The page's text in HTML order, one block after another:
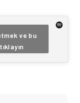
ve bu